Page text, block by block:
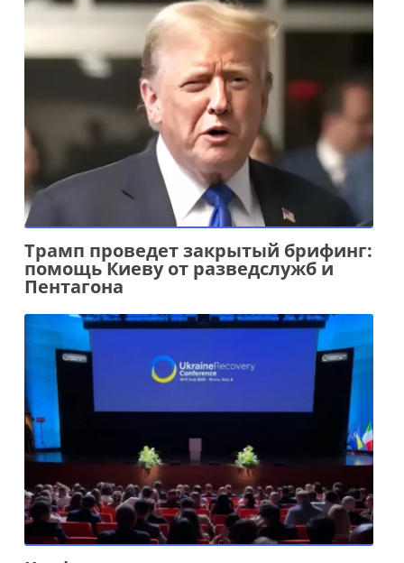
Трамп проведет закрытый брифинг:
помощь Киеву от разведслужб и
Пентагона